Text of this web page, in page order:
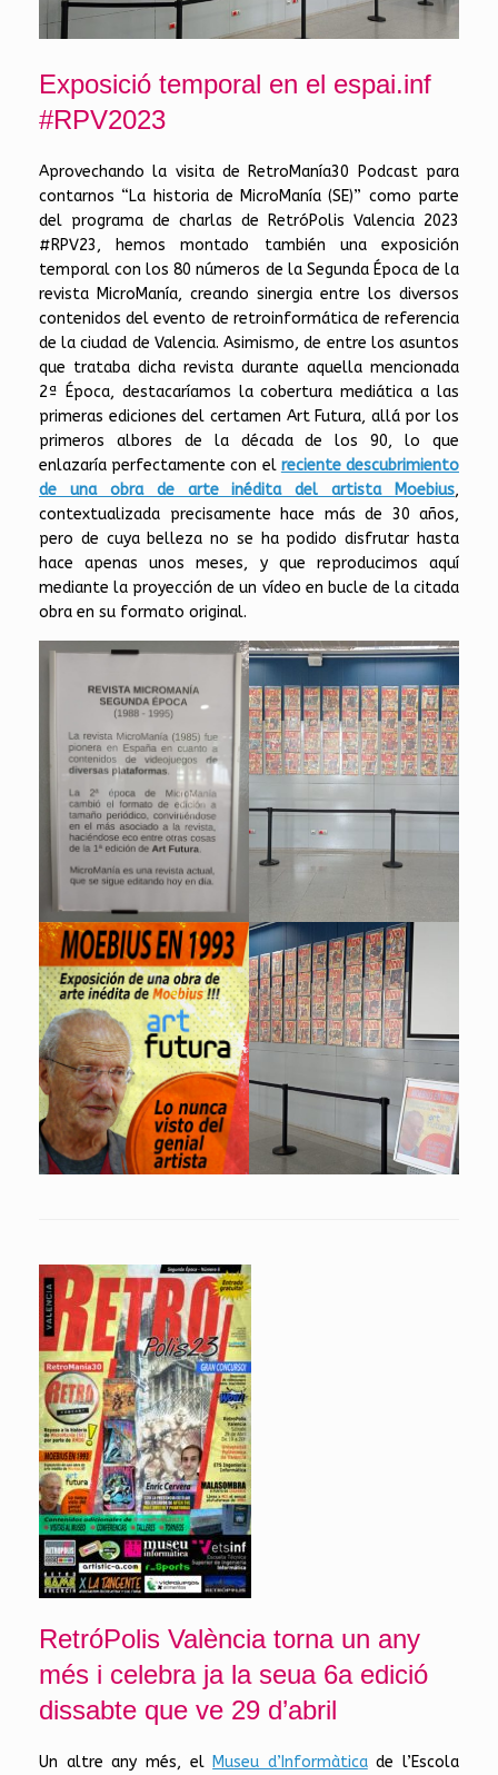
Exposició temporal en el espai.inf
#RPV2023
Aprovechando la visita de RetroManía30 Podcast para
contarnos “La historia de MicroManía (SE)” como parte
del programa de charlas de RetróPolis Valencia 2023
#RPV23, hemos montado también una exposición
temporal con los 80 números de la Segunda Época de la
revista MicroManía, creando sinergia entre los diversos
contenidos del evento de retroinformática de referencia
de la ciudad de Valencia. Asimismo, de entre los asuntos
que trataba dicha revista durante aquella mencionada
2ª Época, destacaríamos la cobertura mediática a las
primeras ediciones del certamen Art Futura, allá por los
primeros albores de la década de los 90, lo que
enlazaría perfectamente con el reciente descubrimiento
de una obra de arte inédita del artista Moebius,
contextualizada precisamente hace más de 30 años,
pero de cuya belleza no se ha podido disfrutar hasta
hace apenas unos meses, y que reproducimos aquí
mediante la proyección de un vídeo en bucle de la citada
obra en su formato original.
RetróPolis València torna un any
més i celebra ja la seua 6a edició
dissabte que ve 29 d’abril
Un altre any més, el Museu d’Informàticade l’Escola